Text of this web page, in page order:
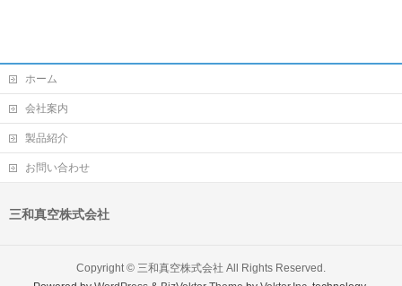
ホーム
会社案内
製品紹介
お問い合わせ
三和真空株式会社
Copyright © 三和真空株式会社 All Rights Reserved.